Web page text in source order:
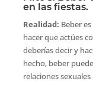
en las fiestas.
Realidad: Beber
hacer que actúes
deberías decir y
hecho, beber
relaciones sexuales